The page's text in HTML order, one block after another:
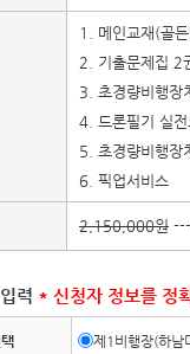
1. 메인교재(골
2. 기출문제집 2
3. 초경량비행장
4. 드론필기 실
5. 초경량비행장
6. 픽업서비스
2,150,000원
력 * 신청자 정보를 정
제1비행장(하남